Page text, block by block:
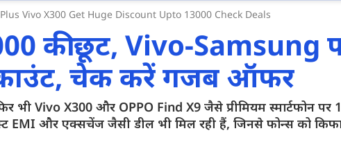
Vivo X300 Get Huge Discount Upto 13000 Check Deals
की छूट, Vivo-Samsung
चेक करें गजब ऑफर
भी Vivo X300 और OPPO Find X9 जैसे प्रीमियम स्मार्टफोन पर
EMI और एक्सचेंज जैसी डील भी मिल रही हैं, जिनसे फोन्स को